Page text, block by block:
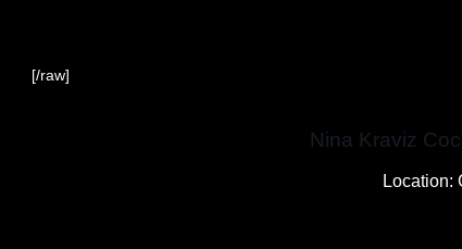
[/raw]
Nina Kraviz
Location: